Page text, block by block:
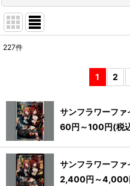
絞
227件
1 2
サンフラワーファ
60円 ～100円(税
サンフラワーファ
2,400円 ～4,000